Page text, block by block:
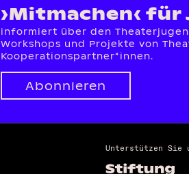
›Mitmachen‹
informiert über den
Workshops und Projekte von
Kooperationspartner*innen.
Abonnieren
Unterstützen Sie